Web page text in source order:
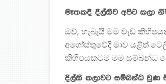
මෑතකදී දිල්කිව අපිට කලා
ඔව්, හැබැයි මම වැඩ
අගෝස්තුවේදී මාව යළිත්
කිහිපයකටම මම සම්බන්ධ
දිල්කි කලාවට සම්බන්ධ වුණ